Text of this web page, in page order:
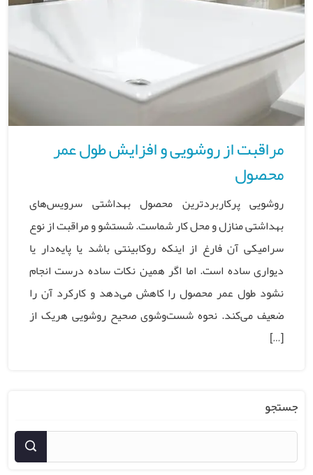
مراقبت از روشویی و افزایش طول عمر
محصول
روشویی پرکاربردترین محصول بهداشتی سرویس‌های
بهداشتی منازل و محل کار شماست. شستشو و مراقبت از نوع
سرامیکی آن فارغ از اینکه روکابینتی باشد یا پایه‌دار یا
دیواری ساده است. اما اگر همین نکات ساده درست انجام
نشود طول عمر محصول را کاهش می‌دهد و کارکرد آن را
ضعیف می‌کند. نحوه شست‌وشوی صحیح روشویی هریک از
[…]
جستجو